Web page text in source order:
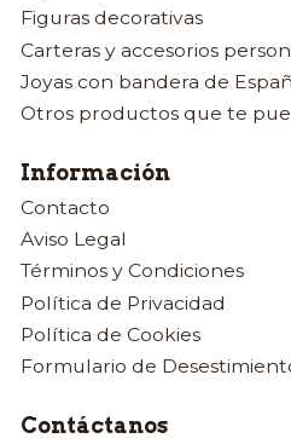
Figuras decorativas
Carteras y accesorios
Joyas con bandera de
Otros productos que te
Información
Contacto
Aviso Legal
Términos y Condiciones
Política de Privacidad
Política de Cookies
Formulario de
Contáctanos